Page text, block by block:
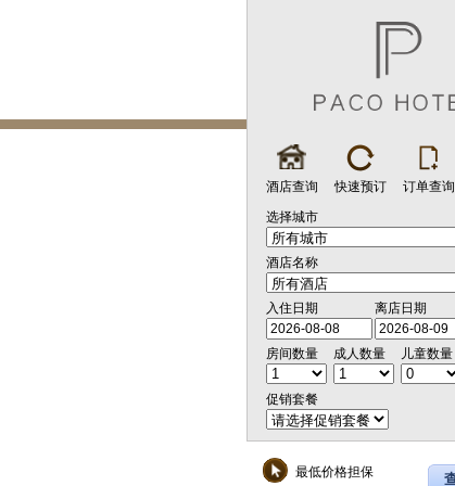
酒店查询 快速预订
订单查询
选择城市
酒店名称
入住日期 离店日期
房间数量 成人数量 儿童数量
促销套餐
最低价格担保